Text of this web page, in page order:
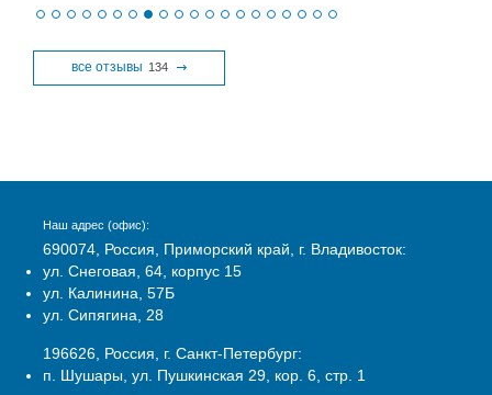
все отзывы 134
Наш адрес (офис):
690074, Россия, Приморский край, г. Владивосток:
ул. Снеговая, 64, корпус 15
ул. Калинина, 57Б
ул. Сипягина, 28
196626, Россия, г. Санкт-Петербург:
п. Шушары, ул. Пушкинская 29, кор. 6, стр. 1